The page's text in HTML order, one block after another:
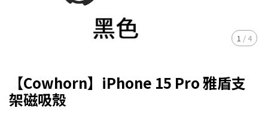
1 / 4
【Cowhorn】iPhone 15 Pro 雅盾支
架磁吸殼